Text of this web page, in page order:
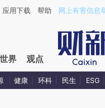
应用下载 帮助 网上有害信息
世界 观点
健康 环科 民生 ESG